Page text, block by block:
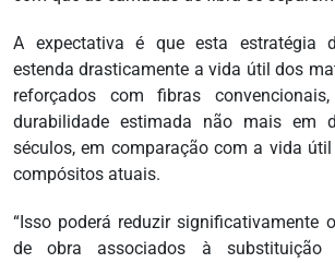
A expectativa é que esta estratégia
estenda drasticamente a vida útil dos
reforçados com fibras
durabilidade estimada não mais em
séculos, em comparação com a vida
compósitos atuais.
“Isso poderá reduzir significativamente
de obra associados à substituição